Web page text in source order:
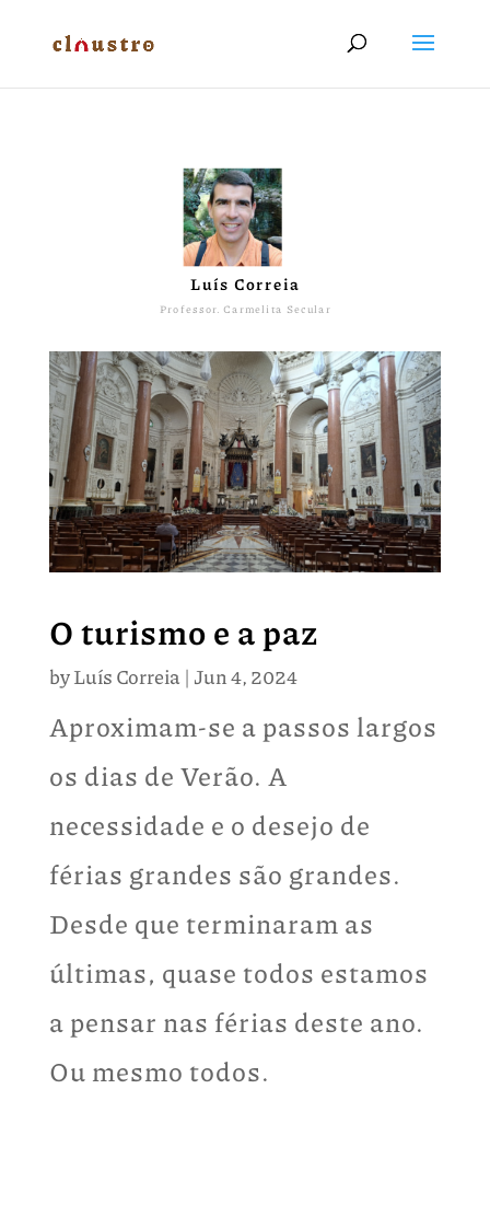
Luís Correia
Professor. Carmelita Secular
O turismo e a paz
byLuís Correia | Jun 4, 2024
Aproximam-se a passos largos
os dias de Verão. A
necessidade e o desejo de
férias grandes são grandes.
Desde que terminaram as
últimas, quase todos estamos
a pensar nas férias deste ano.
Ou mesmo todos.